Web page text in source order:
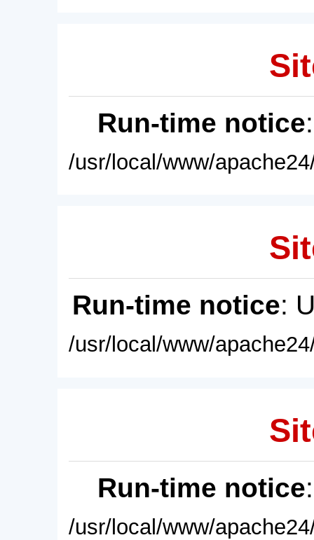
Run-time notice
/usr/local/www/
Run-time notice:
/usr/local/www/
Run-time notice
/usr/local/www/